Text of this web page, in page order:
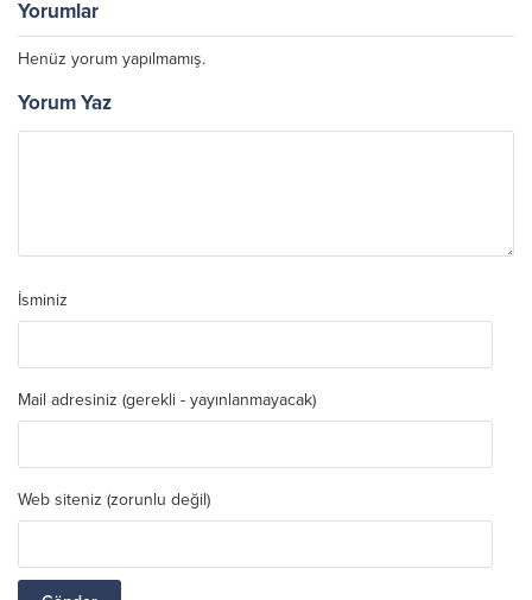
Yorumlar
Henüz yorum yapılmamış.
Yorum Yaz
İsminiz
Mail adresiniz (gerekli - yayınlanmayacak)
Web siteniz (zorunlu değil)